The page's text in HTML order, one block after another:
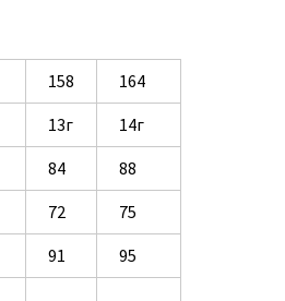
158
164
13г
14г
84
88
72
75
91
95